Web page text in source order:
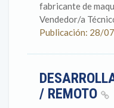
fabricante de
Vendedor/a
Publicación: 28/
/ REMOTO